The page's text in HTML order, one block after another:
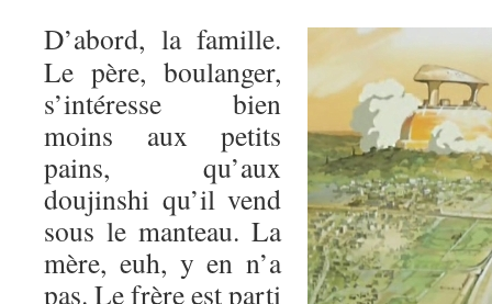
D’abord, la famille.
Le père, boulanger,
s’intéresse bien
moins aux petits
pains, qu’aux
doujinshi qu’il vend
sous le manteau. La
mère, euh, y en n’a
pas. Le frère est parti